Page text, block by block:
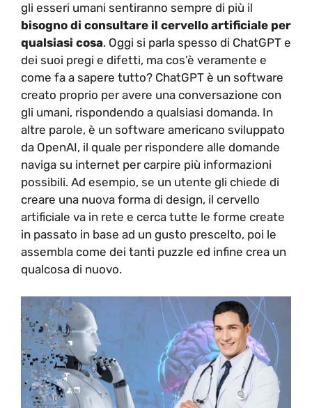
gli esseri umani sentiranno sempre di più il
bisogno di consultare il cervello artificiale per
qualsiasi cosa. Oggi si parla spesso di ChatGPT e
dei suoi pregi e difetti, ma cos’è veramente e
come fa a sapere tutto? ChatGPT è un software
creato proprio per avere una conversazione con
gli umani, rispondendo a qualsiasi domanda. In
altre parole, è un software americano sviluppato
da OpenAI, il quale per rispondere alle domande
naviga su internet per carpire più informazioni
possibili. Ad esempio, se un utente gli chiede di
creare una nuova forma di design, il cervello
artificiale va in rete e cerca tutte le forme create
in passato in base ad un gusto prescelto, poi le
assembla come dei tanti puzzle ed infine crea un
qualcosa di nuovo.